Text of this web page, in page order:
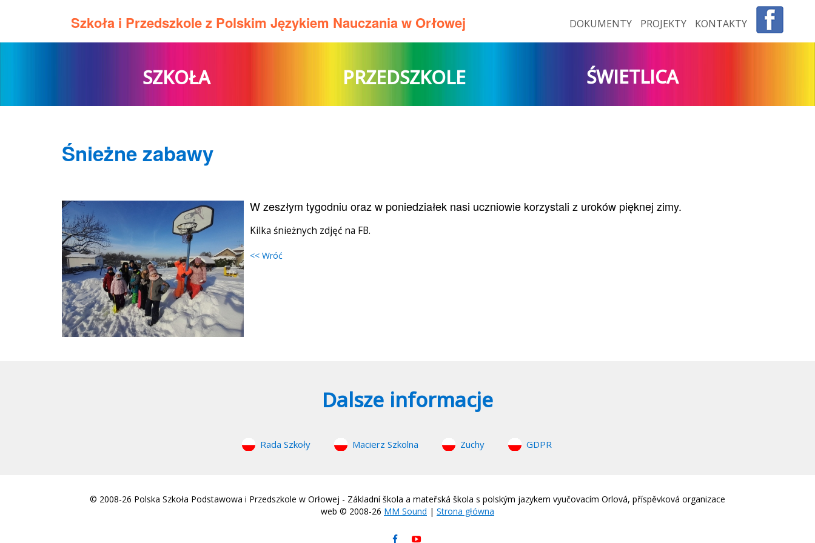
Szkoła i Przedszkole z Polskim Językiem Nauczania w Orłowej DOKUMENTY PROJEKTY KONTAKTY
SZKOŁA PRZEDSZKOLE ŚWIETLICA
Śnieżne zabawy
W zeszłym tygodniu oraz w poniedziałek nasi uczniowie korzystali z uroków pięknej zimy.
Kilka śnieżnych zdjęć na FB.
<< Wróć
Dalsze informacje
Rada Szkoły Macierz Szkolna Zuchy GDPR
© 2008-26 Polska Szkoła Podstawowa i Przedszkole w Orłowej - Základní škola a mateřská škola s polským jazykem vyučovacím Orlová, příspěvková organizace
web © 2008-26 MM Sound | Strona główna